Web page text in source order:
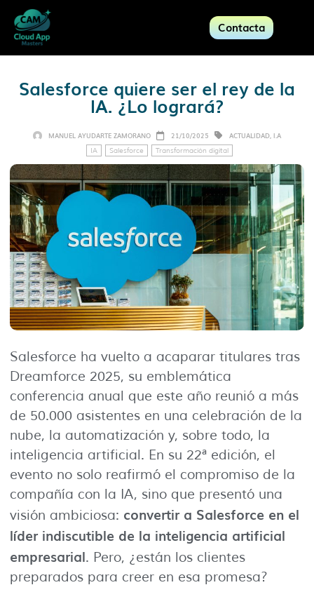
Contacta
Salesforce quiere ser el rey de la
IA. ¿Lo logrará?
MANUEL AYUDARTE ZAMORANO 21/10/2025 ACTUALIDAD, I.A
IA Salesforce Transformación digital
Salesforce ha vuelto a acaparar titulares tras
Dreamforce 2025, su emblemática
conferencia anual que este año reunió a más
de 50.000 asistentes en una celebración de la
nube, la automatización y, sobre todo, la
inteligencia artificial. En su 22ª edición, el
evento no solo reafirmó el compromiso de la
compañía con la IA, sino que presentó una
visión ambiciosa: convertir a Salesforce en el
líder indiscutible de la inteligencia artificial
empresarial. Pero, ¿están los clientes
preparados para creer en esa promesa?